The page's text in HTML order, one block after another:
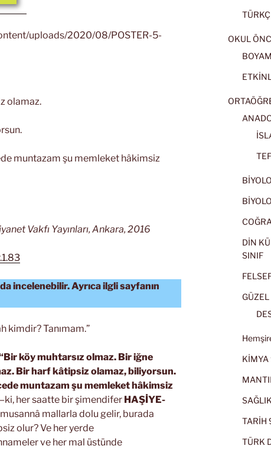
uploads/2020/08/POSTER-5-
olamaz.
muntazam şu memleket hâkimsiz
Vakfı Yayınları, Ankara, 2016
incelenebilir. Ayrıca ilgli sayfanın
kimdir? Tanımam.”
köy muhtarsız olmaz. Bir iğne
Bir harf kâtipsiz olamaz, biliyorsun.
muntazam şu memleket hâkimsiz
her saatte bir şimendifer HAŞİYE-
mallarla dolu gelir, burada
olur? Ve her yerde
ve her mal üstünde
OKUL
DİN
SINIF
KİMYA
TARİH
TÜRK